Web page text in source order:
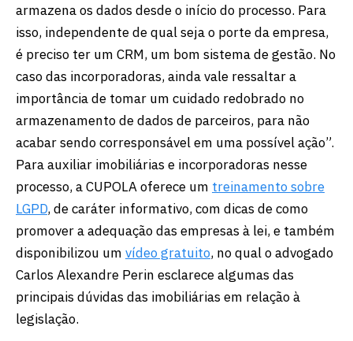
armazena os dados desde o início do processo. Para
isso, independente de qual seja o porte da empresa,
é preciso ter um CRM, um bom sistema de gestão. No
caso das incorporadoras, ainda vale ressaltar a
importância de tomar um cuidado redobrado no
armazenamento de dados de parceiros, para não
acabar sendo corresponsável em uma possível ação”.
Para auxiliar imobiliárias e incorporadoras nesse
processo, a CUPOLA oferece um treinamento sobre
LGPD, de caráter informativo, com dicas de como
promover a adequação das empresas à lei, e também
disponibilizou um vídeo gratuito, no qual o advogado
Carlos Alexandre Perin esclarece algumas das
principais dúvidas das imobiliárias em relação à
legislação.